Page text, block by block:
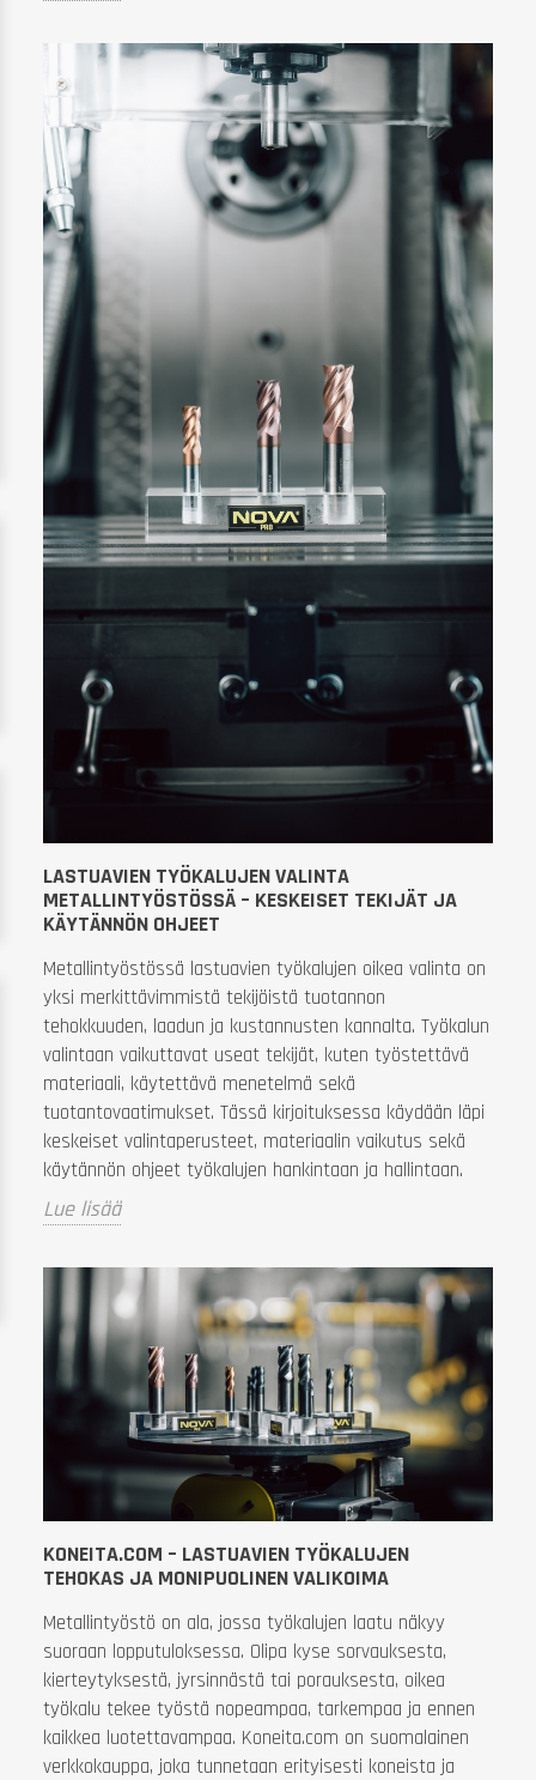
Lastuavien työkalujen valinta metallintyöstössä –
keskeiset tekijät ja käytännön ohjeet
Metallintyöstössä lastuavien työkalujen oikea valinta on
yksi merkittävimmistä tekijöistä tuotannon tehokkuuden,...
Lue lisää
LASTUAVIEN TYÖKALUJEN VALINTA
METALLINTYÖSTÖSSÄ – KESKEISET TEKIJÄT JA
KÄYTÄNNÖN OHJEET
Metallintyöstössä lastuavien työkalujen oikea valinta on
yksi merkittävimmistä tekijöistä tuotannon
tehokkuuden, laadun ja kustannusten kannalta. Työkalun
valintaan vaikuttavat useat tekijät, kuten työstettävä
materiaali, käytettävä menetelmä sekä
tuotantovaatimukset. Tässä kirjoituksessa käydään läpi
keskeiset valintaperusteet, materiaalin vaikutus sekä
käytännön ohjeet työkalujen hankintaan ja hallintaan.
Lue lisää
KONEITA.COM – LASTUAVIEN TYÖKALUJEN
TEHOKAS JA MONIPUOLINEN VALIKOIMA
Metallintyöstö on ala, jossa työkalujen laatu näkyy
suoraan lopputuloksessa. Olipa kyse sorvauksesta,
kierteytyksestä, jyrsinnästä tai porauksesta, oikea
työkalu tekee työstä nopeampaa, tarkempaa ja ennen
kaikkea luotettavampaa. Koneita.com on suomalainen
verkkokauppa, joka tunnetaan erityisesti koneista ja